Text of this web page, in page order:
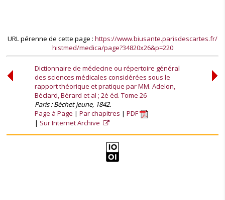
URL pérenne de cette page : https://www.biusante.parisdescartes.fr/
histmed/medica/page?34820x26&p=220
Dictionnaire de médecine ou répertoire général
des sciences médicales considérées sous le
rapport théorique et pratique par MM. Adelon,
Béclard, Bérard et al ; 2è éd. Tome 26
Paris : Béchet jeune, 1842.
Page à Page
Par chapitres
PDF
Sur Internet Archive